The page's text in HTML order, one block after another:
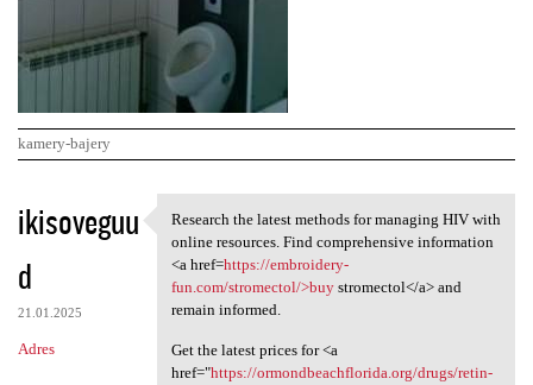
kamery-bajery
K
o
m
e
n
ikisoveguu
d
21.01.2025
Adres
Research the latest methods
Research the latest methods for managing HIV with
online resources. Find comprehensive information
<a href=https://embroidery-
fun.com/stromectol/>buystromectol</a> and
remain informed.
Get the latest prices for <a
href="https://ormondbeachflorida.org/drugs/retin-